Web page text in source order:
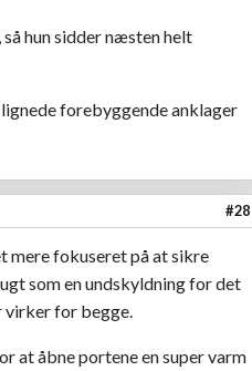
hun sidder næsten helt
forebyggende anklager
#28
mere fokuseret på at sikre
som en undskyldning for det
virker for begge.
at åbne portene en super varm